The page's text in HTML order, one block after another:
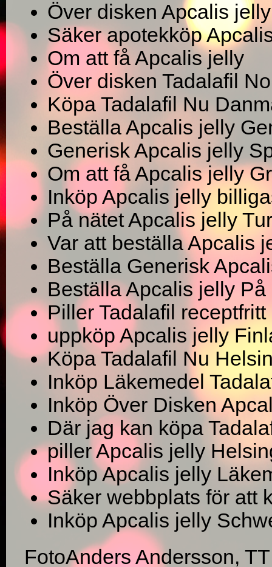
Över disken Apcalis
Säker apotekköp
Om att få Apcalis jelly
Över disken Tadalafil
Köpa Tadalafil Nu
Beställa Apcalis jelly
Generisk Apcalis jelly
Om att få Apcalis jelly
Inköp Apcalis jelly
På nätet Apcalis jelly
Var att beställa Apcalis
Beställa Generisk
Beställa Apcalis jelly
Piller Tadalafil receptfritt
uppköp Apcalis jelly
Köpa Tadalafil Nu
Inköp Läkemedel
Inköp Över Disken
Där jag kan köpa
piller Apcalis jelly
Inköp Apcalis jelly
Säker webbplats för att
Inköp Apcalis jelly
FotoAnders Andersson,